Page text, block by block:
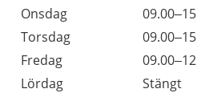
Onsdag
Torsdag
Fredag
Lördag
Stängt